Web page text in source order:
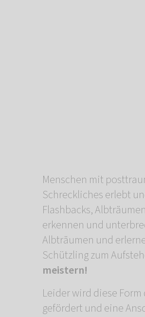
Menschen mit
Schreckliches erlebt
Flashbacks,
erkennen und
Albträumen und
Schützling zum
meistern!
Leider wird diese Form
gefördert und eine